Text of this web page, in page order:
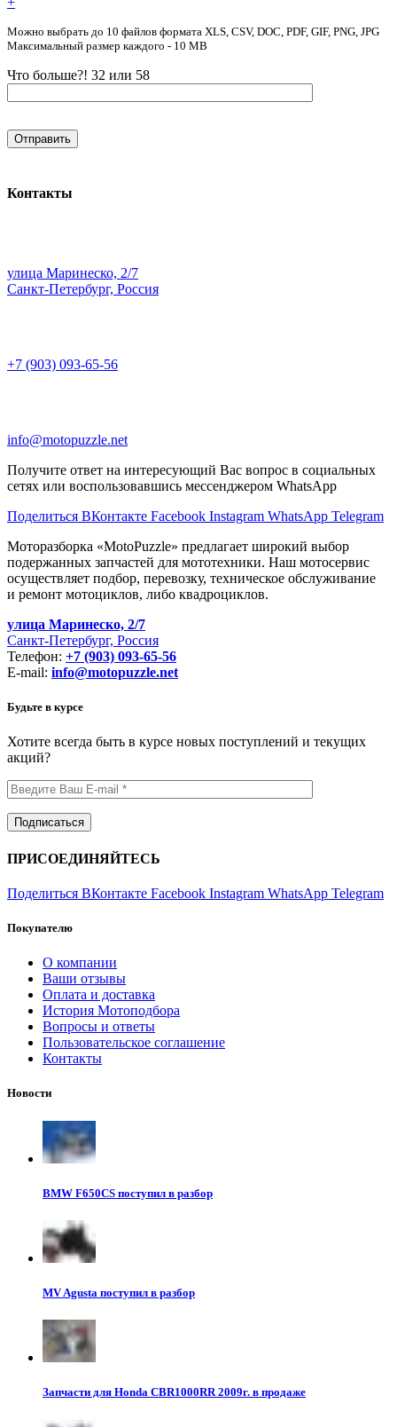
Можно выбрать до 10 файлов формата XLS, CSV, DOC, PDF, GIF, PNG, JPG
Максимальный размер каждого - 10 MB
Что больше?! 32 или 58
Контакты
улица Маринеско, 2/7
Санкт-Петербург, Россия
+7 (903) 093-65-56
info@motopuzzle.net
Получите ответ на интересующий Вас вопрос в социальных
сетях или воспользовавшись мессенджером WhatsApp
Поделиться ВКонтакте Facebook Instagram WhatsApp Telegram
Моторазборка «MotoPuzzle» предлагает широкий выбор
подержанных запчастей для мототехники. Наш мотосервис
осуществляет подбор, перевозку, техническое обслуживание
и ремонт мотоциклов, либо квадроциклов.
улица Маринеско, 2/7
Санкт-Петербург, Россия
Телефон: +7 (903) 093-65-56
E-mail: info@motopuzzle.net
Будьте в курсе
Хотите всегда быть в курсе новых поступлений и текущих
акций?
ПРИСОЕДИНЯЙТЕСЬ
Поделиться ВКонтакте Facebook Instagram WhatsApp Telegram
Покупателю
О компании
Ваши отзывы
Оплата и доставка
История Мотоподбора
Вопросы и ответы
Пользовательское соглашение
Контакты
Новости
BMW F650CS поступил в разбор
MV Agusta поступил в разбор
Запчасти для Honda CBR1000RR 2009г. в продаже